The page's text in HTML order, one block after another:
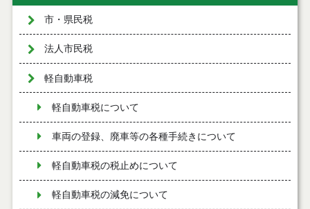
市・県民税
法人市民税
軽自動車税
軽自動車税について
車両の登録、廃車等の各種手続きについて
軽自動車税の税止めについて
軽自動車税の減免について